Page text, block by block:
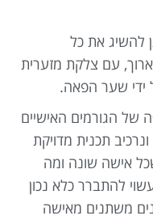
להשיג את כל
עם צלקת מזערית
ידי שער הפאה.
של הגורמים האישיים
תכנית מדויקת
אישה שונה ומה
להתברר כלא נכון
משתנים מאישה